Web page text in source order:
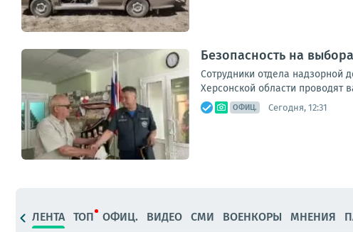
Безопасность на
Сотрудники отдела надзорной
Херсонской области проводят
ОФИЦ. Сегодня, 12:31
ЛЕНТА ТОП ОФИЦ. ВИДЕО СМИ ВОЕНКОРЫ МНЕНИЯ